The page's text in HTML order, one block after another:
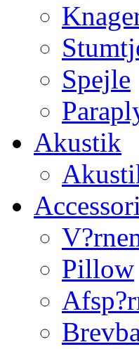
Spejle
Akustik
Pillow